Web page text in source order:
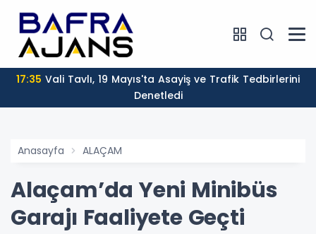
17:35
Denetledi
Anasayfa ALAÇAM
Alaçam’da Yeni Minibüs
Garajı Faaliyete Geçti